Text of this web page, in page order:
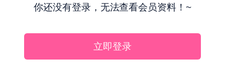
你还没有登录，无法查看会员资料！~
立即登录